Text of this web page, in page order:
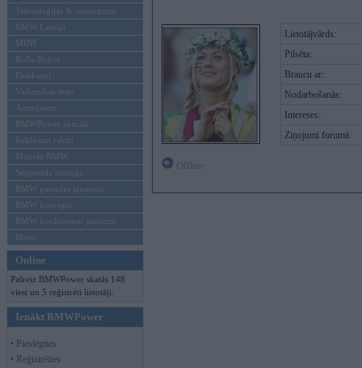
Tehnoloģijas & sasniegumi
BMW Latvijā
MINI
Rolls-Royce
Pasākumi
Vadāmības tests
Autosports
BMWPower aktuāli
Reklāmas raksti
Mēneša BMW
Sērijveida tūnings
BMW pasaules jaunumi
BMW koncepti
BMW konkurentu jaunumi
Moto
Online
Pašreiz BMWPower skatās 148
viesi un 5 reģistrēti lietotāji.
Ienākt BMWPower
• Pieslēgties
• Reģistrēties
Lietotājvārds:
Pilsēta:
Braucu ar:
Nodarbošanās:
Intereses:
Ziņojumi forumā: